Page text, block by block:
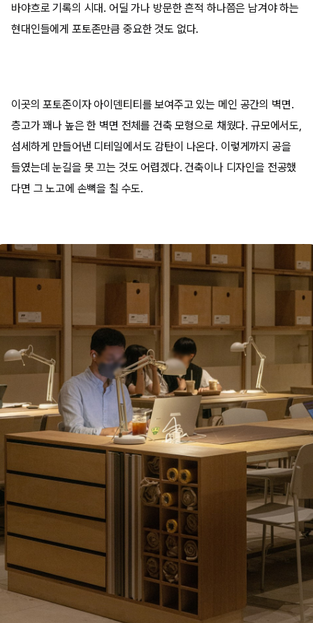
바야흐로 기록의 시대. 어딜 가나 방문한 흔적 하나쯤은 남겨야 하는
현대인들에게 포토존만큼 중요한 것도 없다.
이곳의 포토존이자 아이덴티티를 보여주고 있는 메인 공간의 벽면.
층고가 꽤나 높은 한 벽면 전체를 건축 모형으로 채웠다. 규모에서도,
섬세하게 만들어낸 디테일에서도 감탄이 나온다. 이렇게까지 공을
들였는데 눈길을 못 끄는 것도 어렵겠다. 건축이나 디자인을 전공했
다면 그 노고에 손뼉을 칠 수도.